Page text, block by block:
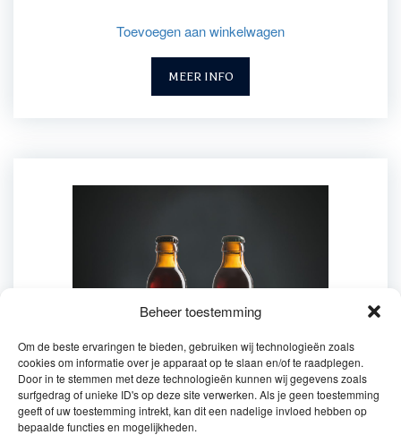
Beheer toestemming
Om de beste ervaringen te bieden, gebruiken wij technologieën zoals
cookies om informatie over je apparaat op te slaan en/of te raadplegen.
Door in te stemmen met deze technologieën kunnen wij gegevens zoals
surfgedrag of unieke ID's op deze site verwerken. Als je geen toestemming
geeft of uw toestemming intrekt, kan dit een nadelige invloed hebben op
bepaalde functies en mogelijkheden.
Toevoegen aan winkelwagen
MEER INFO
Assortiment Vicaris bruin 12 x 33cl